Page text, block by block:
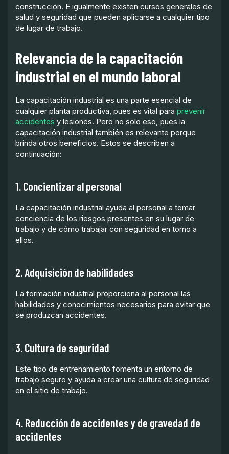
construcción. E igualmente existen cursos generales de
salud y seguridad que pueden aplicarse a cualquier tipo
de lugar de trabajo.
Relevancia de la capacitación
industrial en el mundo laboral
La capacitación industrial es una parte esencial de
cualquier planta productiva, pues es vital para prevenir
accidentes y lesiones. Pero no solo eso, pues la
capacitación industrial también es relevante porque
brinda otros beneficios. Estos se describen a
continuación:
1. Concientizar al personal
La capacitación industrial ayuda al personal a tomar
conciencia de los riesgos presentes en su lugar de
trabajo y de cómo trabajar con seguridad en torno a
ellos.
2. Adquisición de habilidades
La formación industrial proporciona al personal las
habilidades y conocimientos necesarios para evitar que
se produzcan accidentes.
3. Cultura de seguridad
Este tipo de entrenamiento fomenta un entorno de
trabajo seguro y ayuda a crear una cultura de seguridad
en el sitio de trabajo.
4. Reducción de accidentes y de gravedad de
accidentes